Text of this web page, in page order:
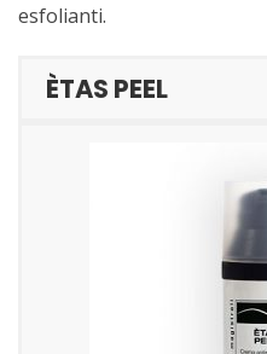
esfolianti.
ÈTAS PEEL